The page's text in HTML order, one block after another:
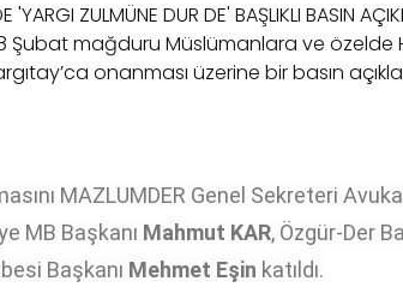
'YARGI ZULMÜNE DUR DE' BAŞLIKLI BASIN
Şubat mağduru Müslümanlara ve özelde
onanması üzerine bir basın
MAZLUMDER Genel Sekreteri
MB Başkanı Mahmut KAR, Özgür-Der
Başkanı Mehmet Eşin katıldı.